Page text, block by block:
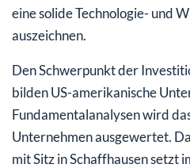
eine solide Technologie- und
auszeichnen.
Den Schwerpunkt der
bilden US-amerikanische
Fundamentalanalysen wird
Unternehmen ausgewertet.
mit Sitz in Schaffhausen setzt